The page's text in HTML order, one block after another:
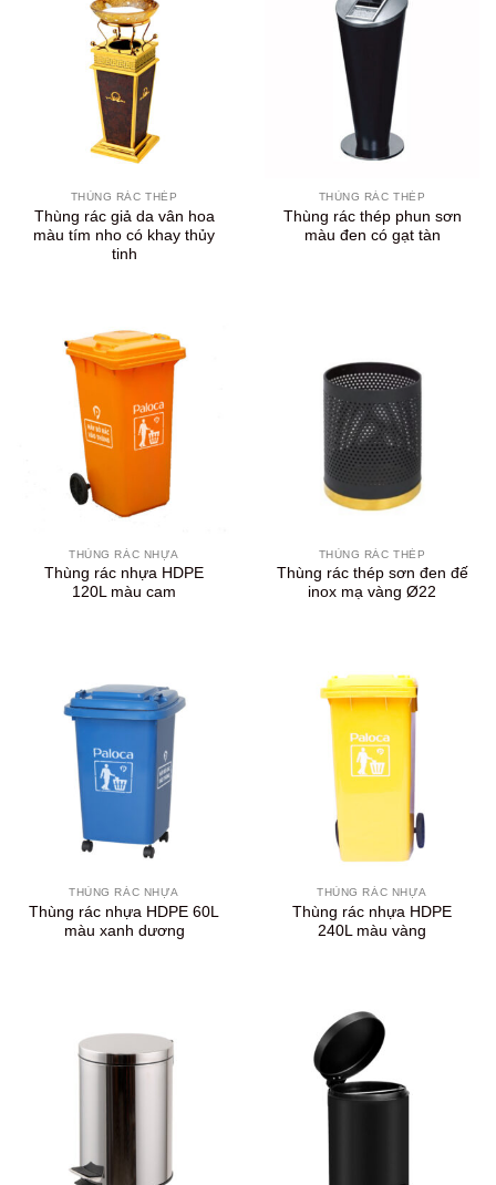
THÙNG RÁC THÉP
Thùng rác giả da vân hoa
màu tím nho có khay thủy
tinh
THÙNG RÁC THÉP
Thùng rác thép phun sơn
màu đen có gạt tàn
THÙNG RÁC NHỰA
Thùng rác nhựa HDPE
120L màu cam
THÙNG RÁC THÉP
Thùng rác thép sơn đen đế
inox mạ vàng Ø22
THÙNG RÁC NHỰA
Thùng rác nhựa HDPE 60L
màu xanh dương
THÙNG RÁC NHỰA
Thùng rác nhựa HDPE
240L màu vàng